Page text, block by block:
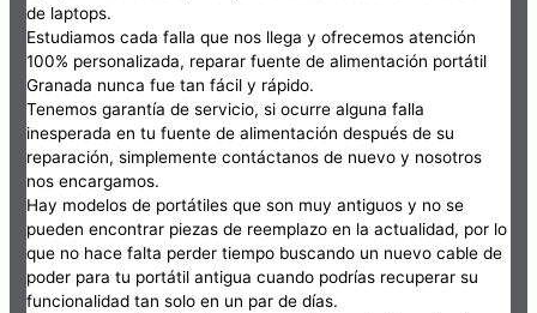
de laptops.
Estudiamos cada falla que nos llega y ofrecemos atención
100% personalizada, reparar fuente de alimentación portátil
Granada nunca fue tan fácil y rápido.
Tenemos garantía de servicio, si ocurre alguna falla
inesperada en tu fuente de alimentación después de su
reparación, simplemente contáctanos de nuevo y nosotros
nos encargamos.
Hay modelos de portátiles que son muy antiguos y no se
pueden encontrar piezas de reemplazo en la actualidad, por lo
que no hace falta perder tiempo buscando un nuevo cable de
poder para tu portátil antigua cuando podrías recuperar su
funcionalidad tan solo en un par de días.